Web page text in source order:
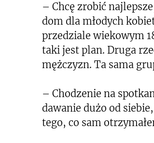
– Chcę zrobić
dom dla młodych
przedziale wiekowym
taki jest plan. Druga
mężczyzn. Ta sama
– Chodzenie na
dawanie dużo od
tego, co sam